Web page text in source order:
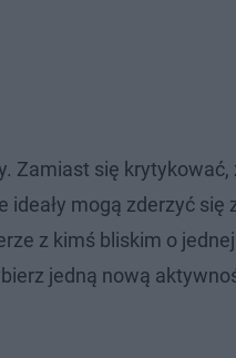
Zamiast się krytykować,
mogą zderzyć się
z kimś bliskim o
jedną nową